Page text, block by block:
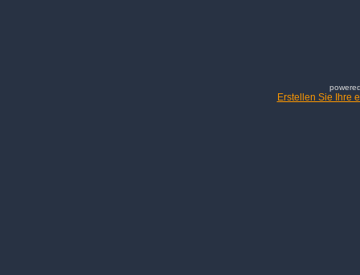
Erstellen Sie Ihre